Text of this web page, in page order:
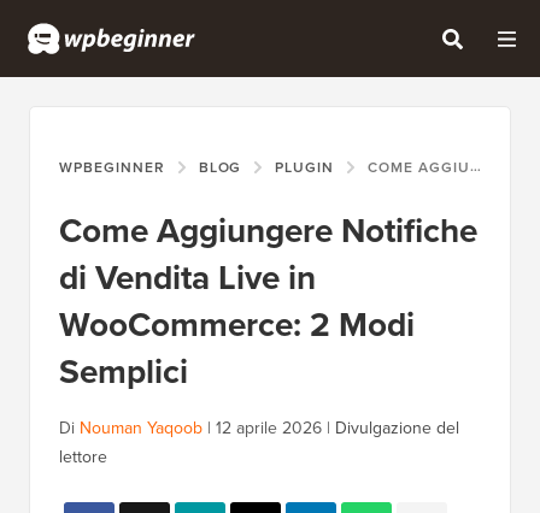
WPBEGINNER BLOG PLUGIN COME AGGIUNGERE NOTIFICHE DI VENDITA LIVE IN WOOCOMMERCE: 2 MODI SEMPLICI
Come Aggiungere Notifiche
di Vendita Live in
WooCommerce: 2 Modi
Semplici
Di Nouman Yaqoob | 12 aprile 2026 | Divulgazione del
lettore